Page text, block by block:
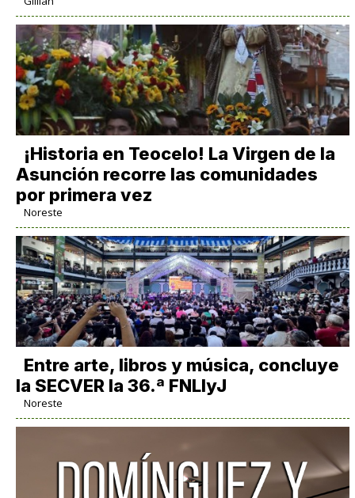
​¡Historia en Teocelo! La Virgen de la
Asunción recorre las comunidades
por primera vez
Noreste
Entre arte, libros y música, concluye
la SECVER la 36.ª FNLIyJ
Noreste